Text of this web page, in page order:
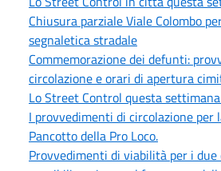
Chiusura parziale Viale Colombo
segnaletica stradale
Commemorazione dei defunti:
circolazione e orari di apertura
Lo Street Control questa
I provvedimenti di circolazione per
Pancotto della Pro Loco.
Provvedimenti di viabilità per i due